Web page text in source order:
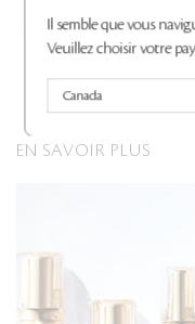
EN SAVOIR PLUS
Il semble que vous
Veuillez choisir votre